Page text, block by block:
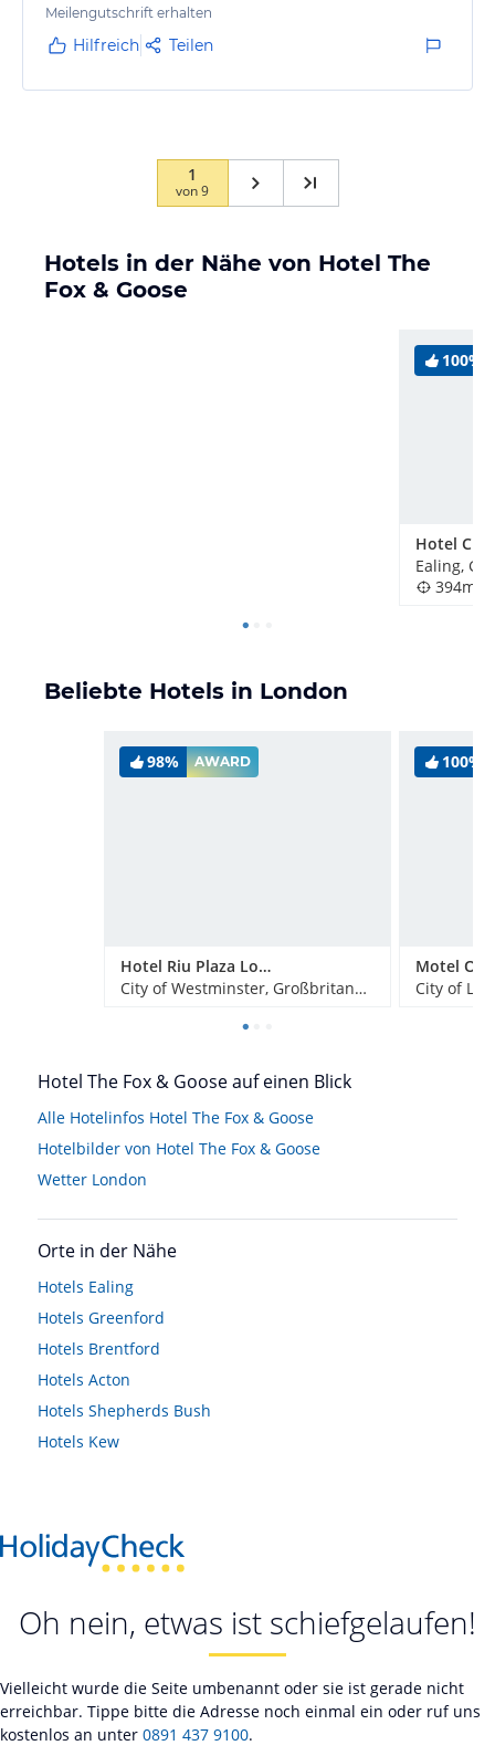
Meilengutschrift erhalten
Hilfreich Teilen
1
von9
Hotels in der Nähe von Hotel The
Fox & Goose
100%
Ealing,
394m
Beliebte Hotels in London
98% AWARD
Hotel Riu Plaza London Victoria
City of Westminster, Großbritannien
100%
City of
Hotel The Fox & Goose auf einen Blick
Alle Hotelinfos Hotel The Fox & Goose
Hotelbilder von Hotel The Fox & Goose
Wetter London
Orte in der Nähe
Hotels Ealing
Hotels Greenford
Hotels Brentford
Hotels Acton
Hotels Shepherds Bush
Hotels Kew
Oh nein, etwas ist schiefgelaufen!
Vielleicht wurde die Seite umbenannt oder sie ist gerade nicht
erreichbar. Tippe bitte die Adresse noch einmal ein oder ruf uns
kostenlos an unter 0891 437 9100.